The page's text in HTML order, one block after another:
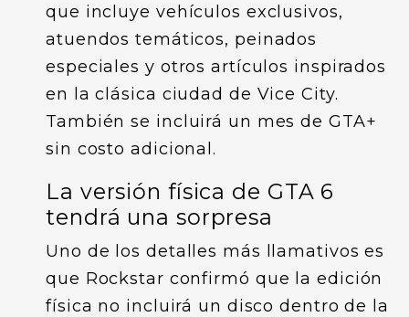
que incluye vehículos exclusivos,
atuendos temáticos, peinados
especiales y otros artículos inspirados
en la clásica ciudad de Vice City.
También se incluirá un mes de GTA+
sin costo adicional.
La versión física de GTA 6
tendrá una sorpresa
Uno de los detalles más llamativos es
que Rockstar confirmó que la edición
física no incluirá un disco dentro de la